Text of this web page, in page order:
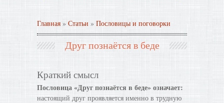
Главная » Статьи » Пословицы и поговорки
Друг познаётся в беде
Краткий смысл
Пословица «Друг познаётся в беде» означает:
настоящий друг проявляется именно в трудную